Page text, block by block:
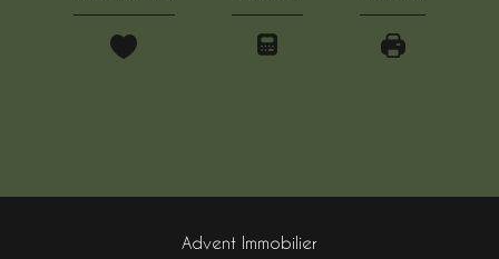
Advent Immobilier